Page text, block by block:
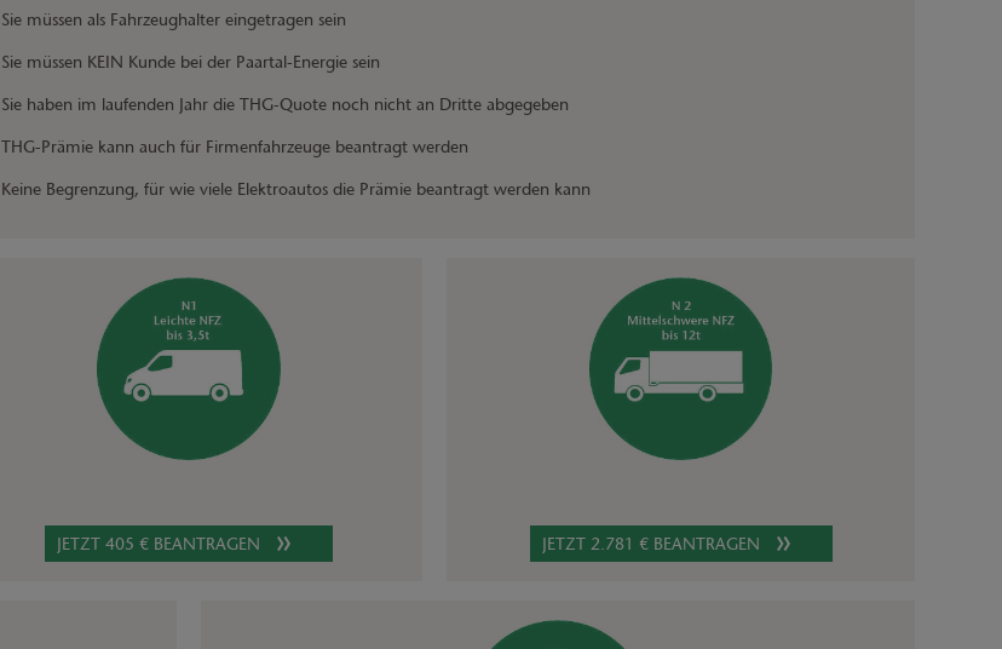
Sie müssen als Fahrzeughalter eingetragen sein
Sie müssen KEIN Kunde bei der Paartal-Energie sein
Sie haben im laufenden Jahr die THG-Quote noch nicht an Dritte abgegeben
THG-Prämie kann auch für Firmenfahrzeuge beantragt werden
Keine Begrenzung, für wie viele Elektroautos die Prämie beantragt werden kann
JETZT 405 € BEANTRAGEN JETZT 2.781 € BEANTRAGEN